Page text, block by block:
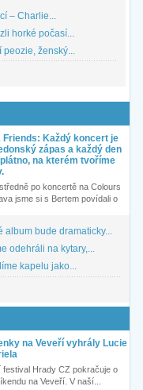
– Charlie...
horké počasí...
ženský...
Friends: Každý koncert je
zápas a každý den
na kterém tvoříme
po koncertě na Colours
jsme si s Bertem povídali o
album bude dramaticky...
odehráli na kytary,...
kapelu jako...
na Veveří vyhrály Lucie
festival Hrady CZ pokračuje o
na Veveří. V naší...